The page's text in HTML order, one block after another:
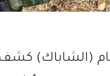
(الشاباك)